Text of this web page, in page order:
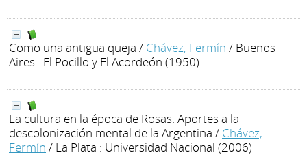
Como una antigua queja / Chávez, Fermín / Buenos
Aires : El Pocillo y El Acordeón (1950)
La cultura en la época de Rosas. Aportes a la
descolonización mental de la Argentina / Chávez,
Fermín / La Plata : Universidad Nacional (2006)